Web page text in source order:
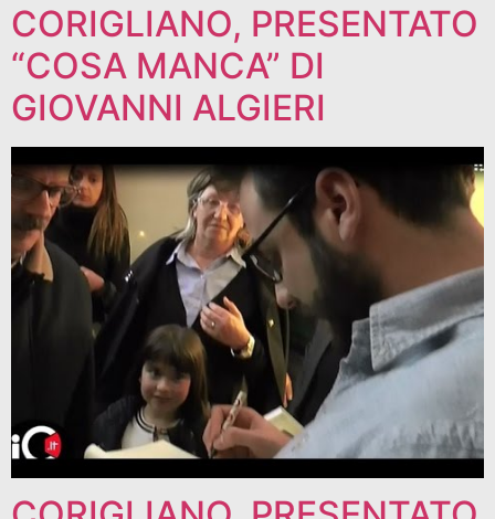
CORIGLIANO, PRESENTATO
“COSA MANCA” DI
GIOVANNI ALGIERI